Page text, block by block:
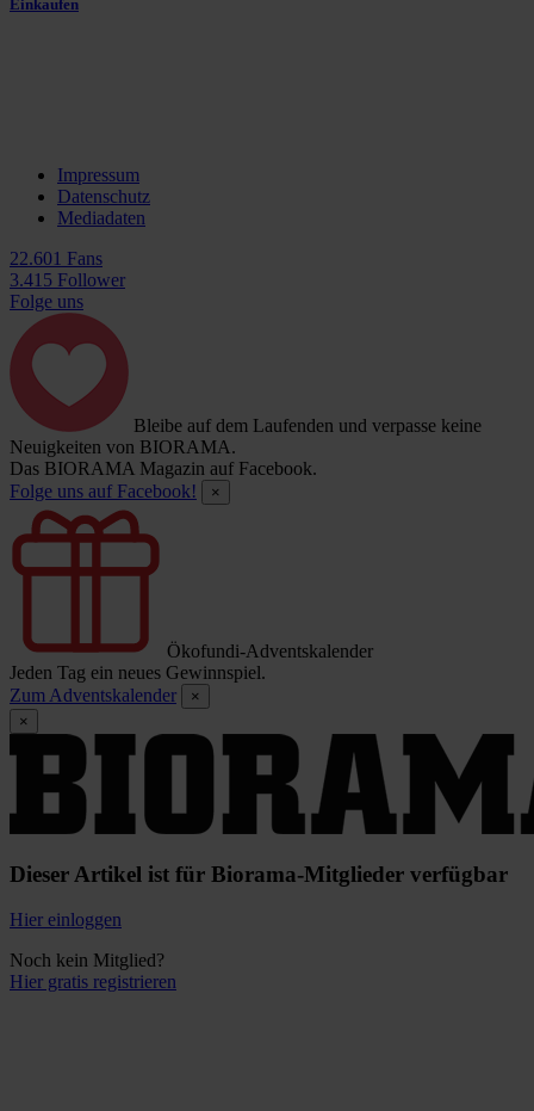
Einkaufen
Impressum
Datenschutz
Mediadaten
22.601 Fans
3.415 Follower
Folge uns
Bleibe auf dem Laufenden und verpasse keine
Neuigkeiten von BIORAMA.
Das BIORAMA Magazin auf Facebook.
Folge uns auf Facebook!
×
Ökofundi-Adventskalender
Jeden Tag ein neues Gewinnspiel.
Zum Adventskalender
×
×
Dieser Artikel ist für Biorama-Mitglieder verfügbar
Hier einloggen
Noch kein Mitglied?
Hier gratis registrieren